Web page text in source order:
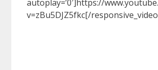
autoplay=’0′]https://
v=zBu5DJZ5fkc[/